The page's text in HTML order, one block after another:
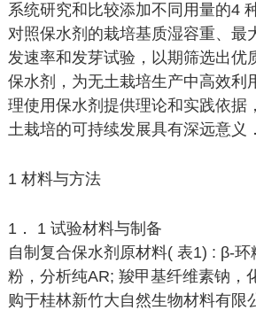
系统研究和比较添加不同用量的4
对照保水剂的栽培基质湿容重、最
发速率和发芽试验，以期筛选出优
保水剂，为无土栽培生产中高效利
理使用保水剂提供理论和实践依据
土栽培的可持续发展具有深远意义．
1 材料与方法
1． 1 试验材料与制备
自制复合保水剂原材料( 表1) : β-
粉，分析纯AR; 羧甲基纤维素钠，
购于桂林新竹大自然生物材料有限